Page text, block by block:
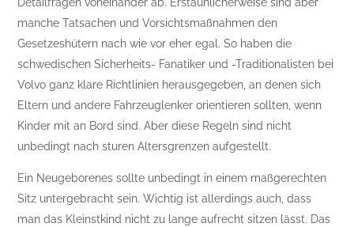
manche Tatsachen und Vorsichtsmaßnahmen den
Gesetzeshütern nach wie vor eher egal. So haben die
schwedischen Sicherheits- Fanatiker und -Traditionalisten bei
Volvo ganz klare Richtlinien herausgegeben, an denen sich
Eltern und andere Fahrzeuglenker orientieren sollten, wenn
Kinder mit an Bord sind. Aber diese Regeln sind nicht
unbedingt nach sturen Altersgrenzen aufgestellt.
Ein Neugeborenes sollte unbedingt in einem maßgerechten
Sitz untergebracht sein. Wichtig ist allerdings auch, dass
man das Kleinstkind nicht zu lange aufrecht sitzen lässt. Das